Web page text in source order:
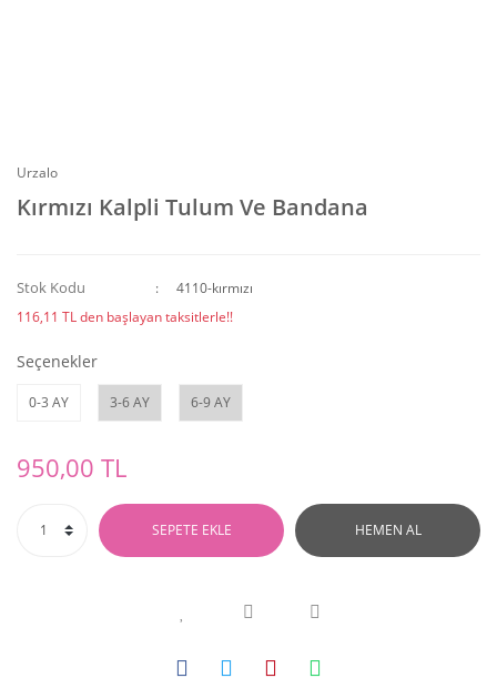
Urzalo
Kırmızı Kalpli Tulum Ve Bandana
Stok Kodu
4110-kırmızı
116,11 TL den başlayan taksitlerle!!
Seçenekler
0-3 AY 3-6 AY 6-9 AY
950,00 TL
SEPETE EKLE HEMEN AL